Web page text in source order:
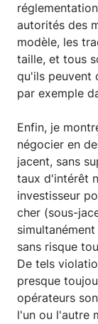
autorités des
modèle, les
taille, et tous
qu'ils peuvent
par exemple
Enfin, je
négocier en
jacent, sans
taux d'intérêt
investisseur
cher (sous-
sans risque
De tels
presque
opérateurs
l'un ou l'autre